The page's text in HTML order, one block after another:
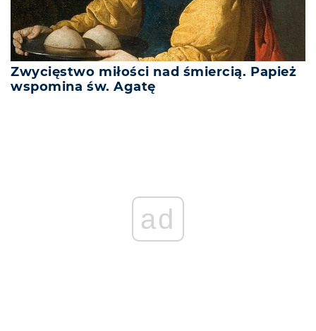
Zwycięstwo miłości nad śmiercią. Papież
wspomina św. Agatę
ad